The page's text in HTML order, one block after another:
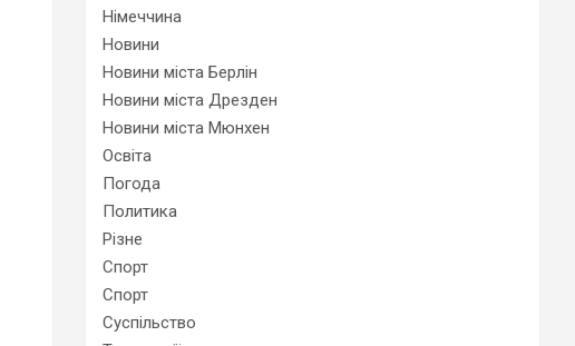
Німеччина
Новини
Новини міста Берлін
Новини міста Дрезден
Новини міста Мюнхен
Освіта
Погода
Политика
Різне
Спорт
Спорт
Суспільство